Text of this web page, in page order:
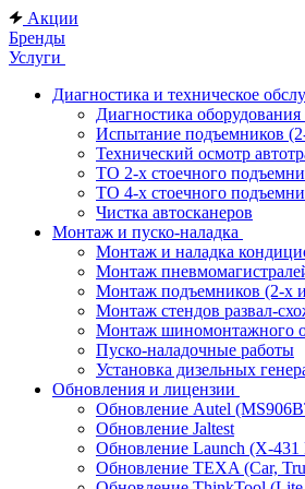
Акции
Бренды
Услуги
Диагностика и техническое
Диагностика
Испытание подъемников
Технический осмотр
ТО 2-х стоечного
ТО 4-х стоечного
Чистка автосканеров
Монтаж и пуско-наладка
Монтаж и наладка
Монтаж
Монтаж подъемников (2-х
Монтаж стендов развал-
Монтаж шиномонтажного
Пуско-наладочные работы
Установка дизельных
Обновления и лицензии
Обновление Autel
Обновление Jaltest
Обновление Launch (X-431
Обновление TEXA (Car,